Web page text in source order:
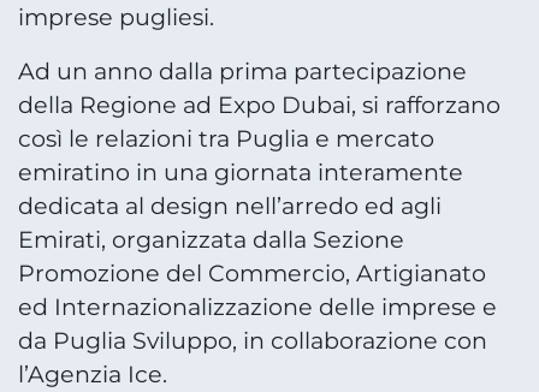
imprese pugliesi.
Ad un anno dalla prima partecipazione
della Regione ad Expo Dubai, si rafforzano
così le relazioni tra Puglia e mercato
emiratino in una giornata interamente
dedicata al design nell’arredo ed agli
Emirati, organizzata dalla Sezione
Promozione del Commercio, Artigianato
ed Internazionalizzazione delle imprese e
da Puglia Sviluppo, in collaborazione con
l’Agenzia Ice.